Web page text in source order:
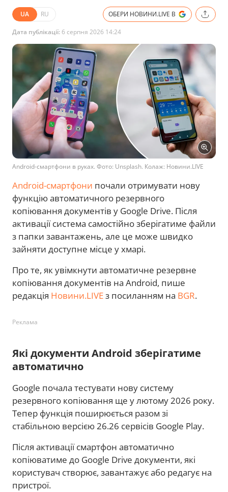
UA RU ОБЕРИ НОВИНИ.LIVE В
Дата публікації: 6 серпня 2026 14:24
Android-смартфони в руках. Фото: Unsplash. Колаж: Новини.LIVE
Android-смартфони почали отримувати нову
функцію автоматичного резервного
копіювання документів у Google Drive. Після
активації система самостійно зберігатиме файли
з папки завантажень, але це може швидко
зайняти доступне місце у хмарі.
Про те, як увімкнути автоматичне резервне
копіювання документів на Android, пише
редакція Новини.LIVEз посиланням на BGR.
Реклама
Які документи Android зберігатиме
автоматично
Google почала тестувати нову систему
резервного копіювання ще у лютому 2026 року.
Тепер функція поширюється разом зі
стабільною версією 26.26 сервісів Google Play.
Після активації смартфон автоматично
копіюватиме до Google Drive документи, які
користувач створює, завантажує або редагує на
пристрої.